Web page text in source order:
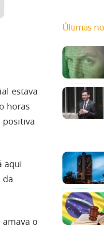
estava
horas
positiva
aqui
da
o
Últimas